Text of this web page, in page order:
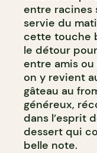
entre racines
servie du
cette touche
le détour
entre amis
on y revient
gâteau au
généreux,
dans l’esprit
dessert qui
belle note.